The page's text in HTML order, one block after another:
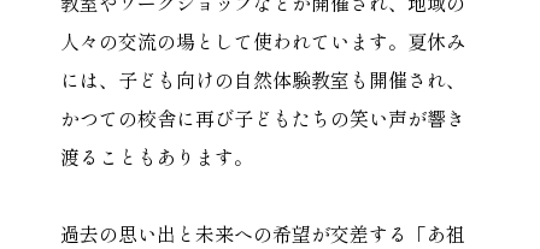
人々の交流の場として使われています。夏休み
には、子ども向けの自然体験教室も開催され、
かつての校舎に再び子どもたちの笑い声が響き
渡ることもあります。
過去の思い出と未来への希望が交差する「あ祖